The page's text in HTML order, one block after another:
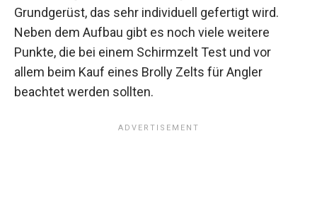
Grundgerüst, das sehr individuell gefertigt wird.
Neben dem Aufbau gibt es noch viele weitere
Punkte, die bei einem Schirmzelt Test und vor
allem beim Kauf eines Brolly Zelts für Angler
beachtet werden sollten.